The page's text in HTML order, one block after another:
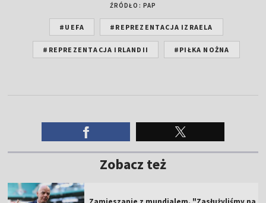
ŹRÓDŁO: PAP
#UEFA #REPREZENTACJA IZRAELA
#REPREZENTACJA IRLANDII #PIŁKA NOŻNA
Zobacz też